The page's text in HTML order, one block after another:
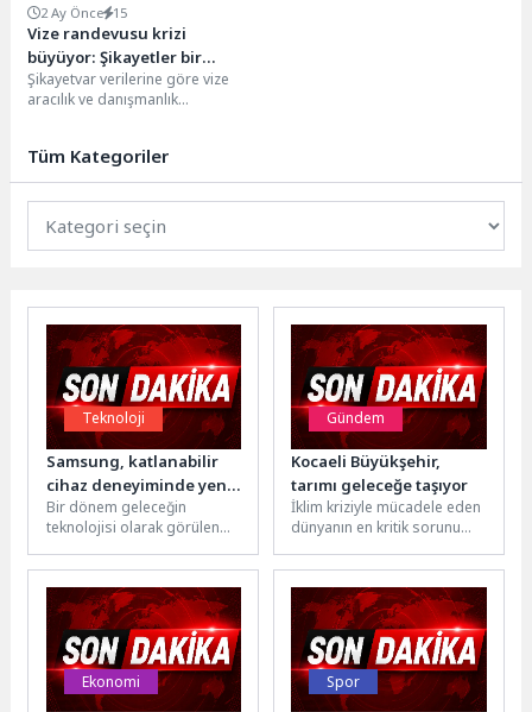
2 Ay Önce 15
Vize randevusu krizi
büyüyor: Şikayetler bir
haftada yüzde 291 arttı
Şikayetvar verilerine göre vize
aracılık ve danışmanlık
Tüm Kategoriler
Teknoloji
Samsung, katlanabilir
cihaz deneyiminde yeni
dönemin sinyallerini
veriyor
Bir dönem geleceğin
teknolojisi olarak görülen
premium mobil deneyimin
en hızlı dönüşen...
Gündem
Kocaeli Büyükşehir,
tarımı geleceğe taşıyor
İklim kriziyle mücadele eden
dünyanın en kritik sorunu
Kocaeli’de yeniden
şekilleniyor. Kocaeli...
Ekonomi Spor